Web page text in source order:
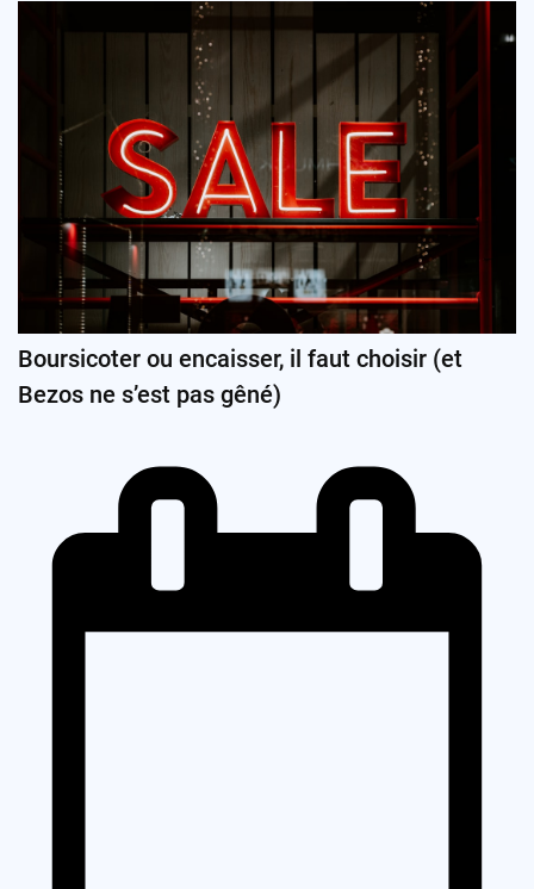
Boursicoter ou encaisser, il faut choisir (et
Bezos ne s’est pas gêné)